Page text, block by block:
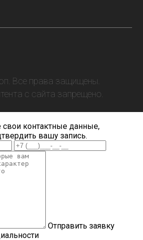
Все права защищены.
с сайта запрещено.
свои контактные данные,
вашу запись.
Отправить заявку